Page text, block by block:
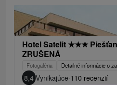
Hotel Satelit ★★★
ZRUŠENÁ
Fotogaléria Detailné informácie o
8,4 Vynikajúce·110 recenzií